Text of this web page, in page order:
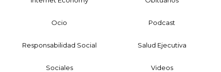
Ocio Podcast
Responsabilidad Social Salud Ejecutiva
Sociales Videos